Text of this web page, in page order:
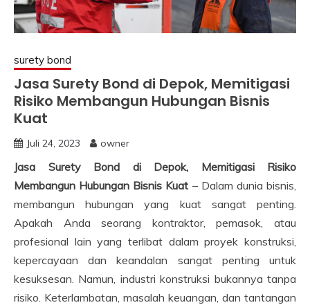
surety bond
Jasa Surety Bond di Depok, Memitigasi
Risiko Membangun Hubungan Bisnis
Kuat
Juli 24, 2023 owner
Jasa Surety Bond di Depok, Memitigasi Risiko
Membangun Hubungan Bisnis Kuat – Dalam dunia bisnis,
membangun hubungan yang kuat sangat penting.
Apakah Anda seorang kontraktor, pemasok, atau
profesional lain yang terlibat dalam proyek konstruksi,
kepercayaan dan keandalan sangat penting untuk
kesuksesan. Namun, industri konstruksi bukannya tanpa
risiko. Keterlambatan, masalah keuangan, dan tantangan